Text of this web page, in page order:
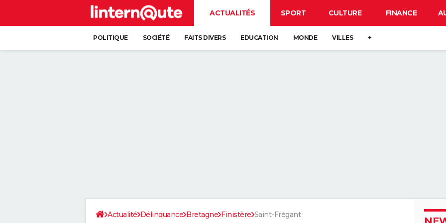
ACTUALITÉS SPORT CULTURE FINANCE
POLITIQUE SOCIÉTÉ FAITS DIVERS EDUCATION MONDE VILLES +
Actualité Délinquance Bretagne Finistère Saint-Frégant